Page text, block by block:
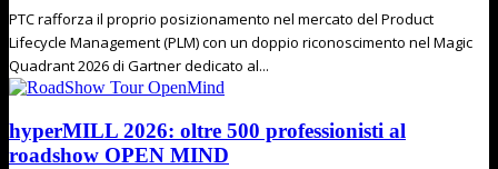
PTC rafforza il proprio posizionamento nel mercato del Product
Lifecycle Management (PLM) con un doppio riconoscimento nel Magic
Quadrant 2026 di Gartner dedicato al...
hyperMILL 2026: oltre 500 professionisti al
roadshow OPEN MIND